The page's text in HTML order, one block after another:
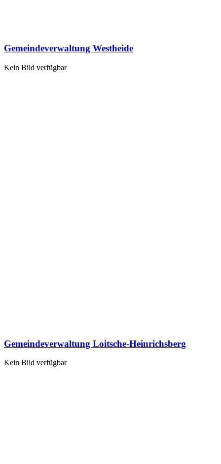
Gemeindeverwaltung Westheide
Kein Bild verfügbar
Gemeindeverwaltung Loitsche-Heinrichsberg
Kein Bild verfügbar